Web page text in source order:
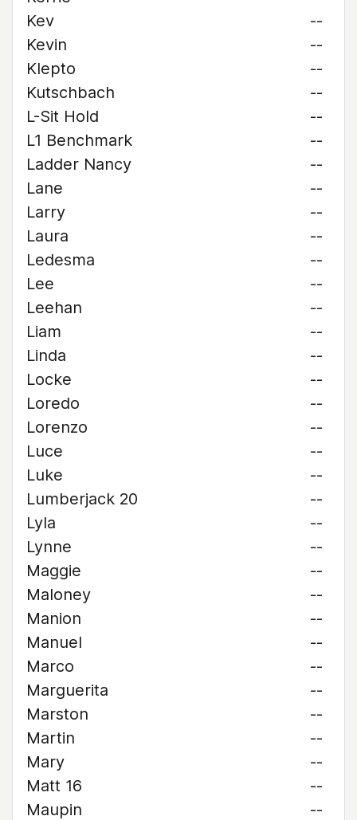
Kev
--
Kevin
--
Klepto
--
Kutschbach
--
L-Sit Hold
--
L1 Benchmark
--
Ladder Nancy
--
Lane
--
Larry
--
Laura
--
Ledesma
--
Lee
--
Leehan
--
Liam
--
Linda
--
Locke
--
Loredo
--
Lorenzo
--
Luce
--
Luke
--
Lumberjack 20
--
Lyla
--
Lynne
--
Maggie
--
Maloney
--
Manion
--
Manuel
--
Marco
--
Marguerita
--
Marston
--
Martin
--
Mary
--
Matt 16
--
Maupin
--